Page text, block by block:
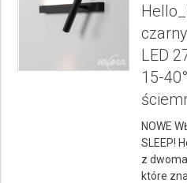
LED
15-
NOWE
SLEEP!
z
które